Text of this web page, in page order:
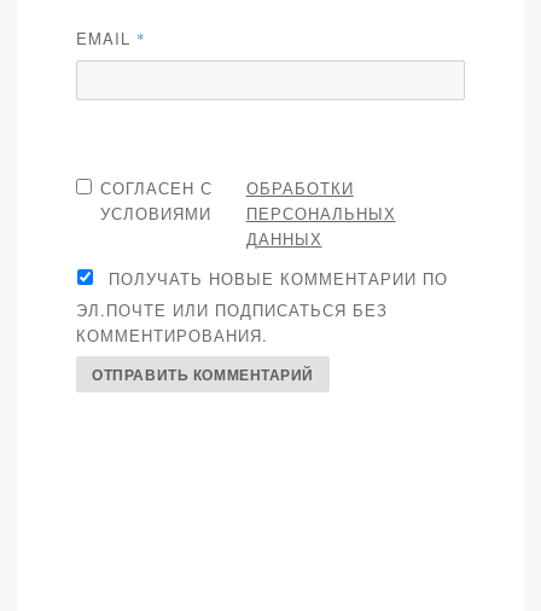
EMAIL *
СОГЛАСЕН С
УСЛОВИЯМИ
ОБРАБОТКИ
ПЕРСОНАЛЬНЫХ
ДАННЫХ
ПОЛУЧАТЬ НОВЫЕ КОММЕНТАРИИ ПО
ЭЛ.ПОЧТЕ ИЛИ ПОДПИСАТЬСЯ БЕЗ
КОММЕНТИРОВАНИЯ.